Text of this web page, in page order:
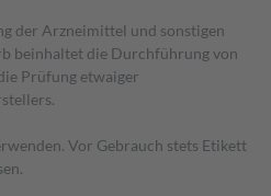
der Arzneimittel und sonstigen
beinhaltet die Durchführung von
Prüfung etwaiger
Vor Gebrauch stets Etikett